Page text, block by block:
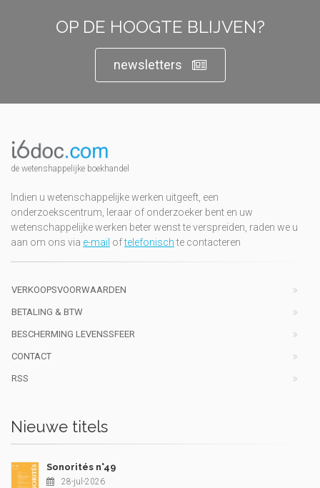
OP DE HOOGTE BLIJVEN?
newsletters
de wetenshappelijke boekhandel
Indien u wetenschappelijke werken uitgeeft, een
onderzoekscentrum, leraar of onderzoeker bent en uw
wetenschappelijke werken beter wenst te verspreiden, raden we u
aan om ons via e-mail oftelefonischte contacteren
VERKOOPSVOORWAARDEN
BETALING & BTW
BESCHERMING LEVENSSFEER
CONTACT
RSS
Nieuwe titels
Sonorités n°49
28-jul-2026